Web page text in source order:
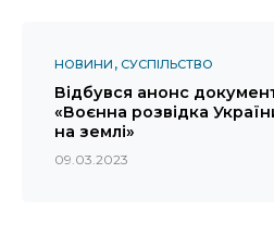
НОВИНИ СУСПІЛЬСТВО
Відбувся анонс
«Воєнна розвідка
на землі»
09.03.2023